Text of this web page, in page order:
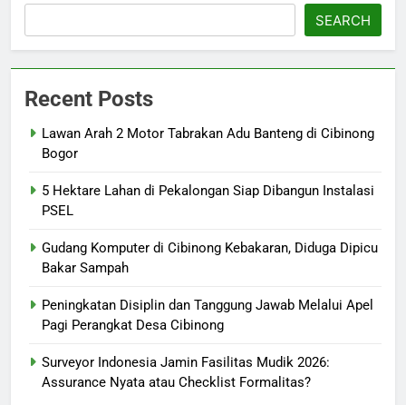
SEARCH
Recent Posts
Lawan Arah 2 Motor Tabrakan Adu Banteng di Cibinong
Bogor
5 Hektare Lahan di Pekalongan Siap Dibangun Instalasi
PSEL
Gudang Komputer di Cibinong Kebakaran, Diduga Dipicu
Bakar Sampah
Peningkatan Disiplin dan Tanggung Jawab Melalui Apel
Pagi Perangkat Desa Cibinong
Surveyor Indonesia Jamin Fasilitas Mudik 2026:
Assurance Nyata atau Checklist Formalitas?